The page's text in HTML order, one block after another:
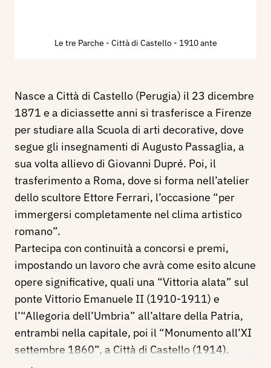
Le tre Parche - Città di Castello - 1910 ante
Nasce a Città di Castello (Perugia) il 23 dicembre
1871 e a diciassette anni si trasferisce a Firenze
per studiare alla Scuola di arti decorative, dove
segue gli insegnamenti di Augusto Passaglia, a
sua volta allievo di Giovanni Dupré. Poi, il
trasferimento a Roma, dove si forma nell’atelier
dello scultore Ettore Ferrari, l’occasione “per
immergersi completamente nel clima artistico
romano”.
Partecipa con continuità a concorsi e premi,
impostando un lavoro che avrà come esito alcune
opere significative, quali una “Vittoria alata” sul
ponte Vittorio Emanuele II (1910-1911) e
l’“Allegoria dell’Umbria” all’altare della Patria,
entrambi nella capitale, poi il “Monumento all’XI
settembre 1860”, a Città di Castello (1914).